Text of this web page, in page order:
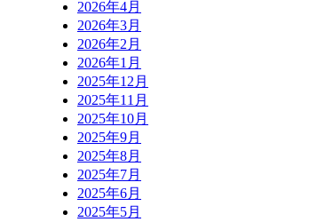
2026年4月
2026年3月
2026年2月
2026年1月
2025年12月
2025年11月
2025年10月
2025年9月
2025年8月
2025年7月
2025年6月
2025年5月